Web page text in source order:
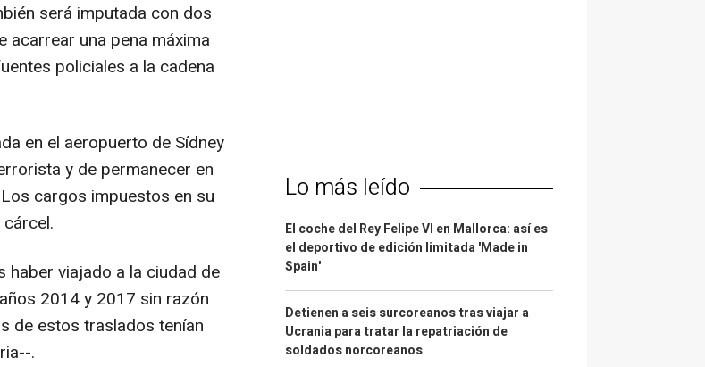
será imputada con dos
una pena máxima
policiales a la cadena
en el aeropuerto de Sídney
y de permanecer en
cargos impuestos en su
haber viajado a la ciudad de
2014 y 2017 sin razón
de estos traslados tenían
.
Lo más leído
El coche del Rey Felipe VI en Mallorca: así es
el deportivo de edición limitada 'Made in
Spain'
Detienen a seis surcoreanos tras viajar a
Ucrania para tratar la repatriación de
soldados norcoreanos